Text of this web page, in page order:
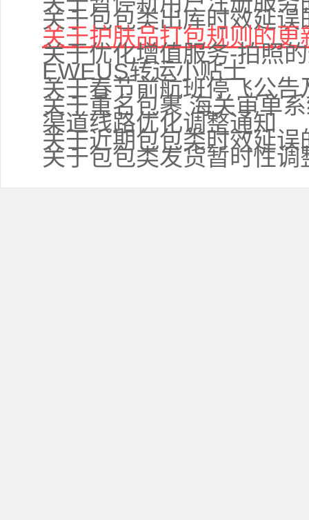
关于包包类出库时效延误
关于护肤品打包规则的更
关于优化增值服务-拍照
EWEUS转运小贴士
关于春节前航班停飞公告
关于重名包裹 海关审单
渠道线路优化调整通知
关于近期包包类时效延误
关于包包类发货暂时性调